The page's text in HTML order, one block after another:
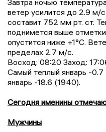
Завтра ночью
ветер усилится до 2.9 м/
составит 752 мм рт. ст.
поднимется выше
опустится ниже +1°C.
пределах 2.7 м/с.
Восход: 08:20 Заход:
Самый теплый январь -
январь -18.6 (1940).
Сегодня именины
Мужчины